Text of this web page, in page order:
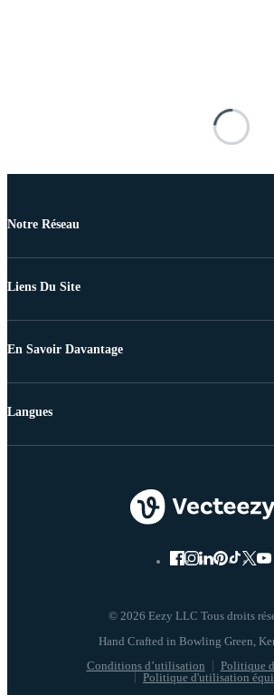
Notre Réseau
Liens Du Site
En Savoir Davantage
© 2026 Eezy LLC Tous droits
Conditions d’utilisation
Politique
Politique d'utilisation
Langues